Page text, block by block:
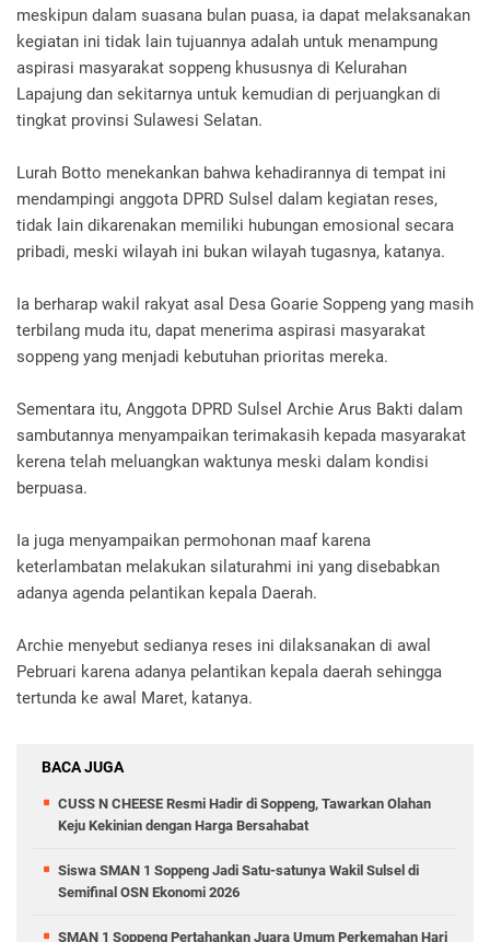
meskipun dalam suasana bulan puasa, ia dapat melaksanakan
kegiatan ini tidak lain tujuannya adalah untuk menampung
aspirasi masyarakat soppeng khususnya di Kelurahan
Lapajung dan sekitarnya untuk kemudian di perjuangkan di
tingkat provinsi Sulawesi Selatan.
Lurah Botto menekankan bahwa kehadirannya di tempat ini
mendampingi anggota DPRD Sulsel dalam kegiatan reses,
tidak lain dikarenakan memiliki hubungan emosional secara
pribadi, meski wilayah ini bukan wilayah tugasnya, katanya.
Ia berharap wakil rakyat asal Desa Goarie Soppeng yang masih
terbilang muda itu, dapat menerima aspirasi masyarakat
soppeng yang menjadi kebutuhan prioritas mereka.
Sementara itu, Anggota DPRD Sulsel Archie Arus Bakti dalam
sambutannya menyampaikan terimakasih kepada masyarakat
kerena telah meluangkan waktunya meski dalam kondisi
berpuasa.
Ia juga menyampaikan permohonan maaf karena
keterlambatan melakukan silaturahmi ini yang disebabkan
adanya agenda pelantikan kepala Daerah.
Archie menyebut sedianya reses ini dilaksanakan di awal
Pebruari karena adanya pelantikan kepala daerah sehingga
tertunda ke awal Maret, katanya.
BACA JUGA
CUSS N CHEESE Resmi Hadir di Soppeng, Tawarkan Olahan
Keju Kekinian dengan Harga Bersahabat
Siswa SMAN 1 Soppeng Jadi Satu-satunya Wakil Sulsel di
Semifinal OSN Ekonomi 2026
SMAN 1 Soppeng Pertahankan Juara Umum Perkemahan Hari